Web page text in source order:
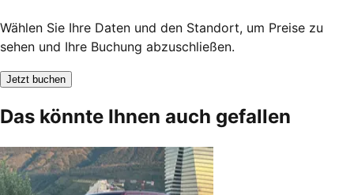
Wählen Sie Ihre Daten und den Standort, um Preise zu
sehen und Ihre Buchung abzuschließen.
Jetzt buchen
Das könnte Ihnen auch gefallen